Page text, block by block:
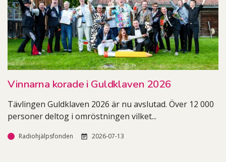
Vinnarna korade i Guldklaven 2026
Tävlingen Guldklaven 2026 är nu avslutad. Över 12 000
personer deltog i omröstningen vilket...
Radiohjälpsfonden 2026-07-13